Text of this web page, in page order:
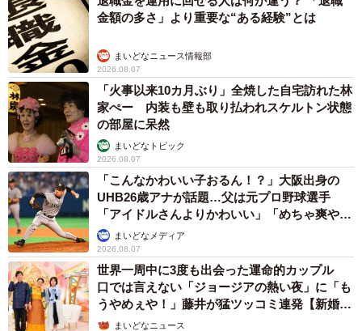
金額の多さ」より重要な“ある経験”とは
まいどなニュース情報部
2026.08.07
「火事以来10カ月ぶり」全焼した自宅訪れた林
家ぺー 内装も壁も取り払われスケルトン状態
の部屋に呆然
まいどなトピック
2026.08.07
「こんなかわいい子おるん！？」大阪出身の
UHB26歳アナが話題…父は元プロ野球選手
「アイドルさんよりかわいい」「めちゃ爽や
か」まいどなメディア
2026.08.07
世界一周中に3度も出会った運命的カップル
口では言えない「ジョージアの熱い夜」に「も
うやめぇや！」藤井が猛ツッコミ連発【新婚さ
ん】まいどなニュース